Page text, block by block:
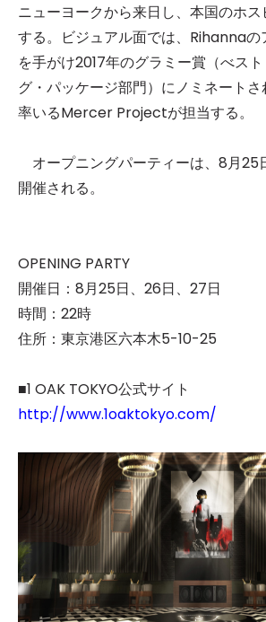
ニューヨークから来日し、本国のホ
する。ビジュアル面では、Rihannaの
を手がけ2017年のグラミー賞（べス
グ・パッケージ部門）にノミネート
率いるMercer Projectが担当する。
オープニングパーティーは、8月25
開催される。
OPENING PARTY
開催日：8月25日、26日、27日
時間：22時
住所：東京港区六本木5­-10­-25
■1 OAK TOKYO公式サイト
http://www.1oaktokyo.com/